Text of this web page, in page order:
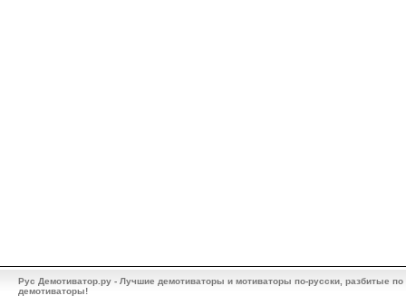
Рус Демотиватор.ру - Лучшие демотиваторы и мотиваторы по-русски, разбитые
демотиваторы!